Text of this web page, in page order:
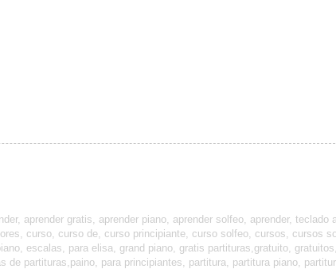
aprender gratis, aprender piano, aprender solfeo, aprender,
curso, curso de, curso principiante, curso solfeo, cursos, cursos
escalas, para elisa, grand piano, gratis partituras,gratuito,
de partituras,paino, para principiantes, partitura, partitura piano,